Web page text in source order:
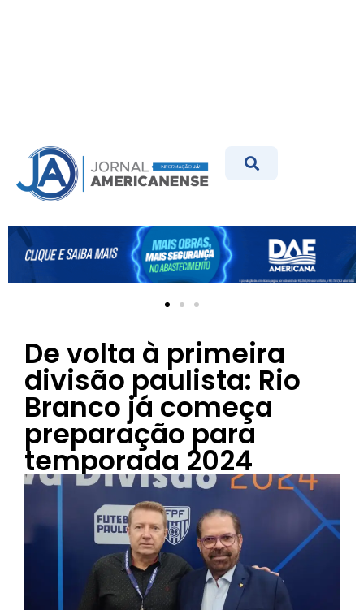
De volta à primeira
divisão paulista: Rio
Branco já começa
preparação para
temporada 2024